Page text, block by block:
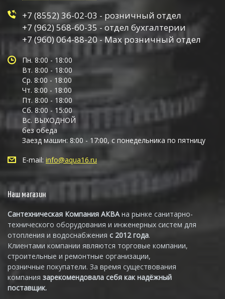
+7 (8552) 36-02-03 - розничный отдел
+7 (962) 568-60-35 - отдел бухгалтерии
+7 (960) 064-88-20 - Max розничный отдел
Пн. 8:00 - 18:00
Вт. 8:00 - 18:00
Ср. 8:00 - 18:00
Чт. 8:00 - 18:00
Пт. 8:00 - 18:00
Сб. 8:00 - 15:00
Вс. ВЫХОДНОЙ
без обеда
Заезд машин: 8:00 - 17:00, с понедельника по пятницу
E-mail: info@aqua16.ru
Наш магазин
Сантехническая Компания АКВАна рынке санитарно-
технического оборудования и инженерных систем для
отопления и водоснабжения с 2012 года.
Клиентами компании являются торговые компании,
строительные и ремонтные организации,
розничные покупатели. За время существования
компания зарекомендовала себя как надёжный
поставщик.